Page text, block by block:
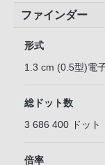
ファインダー
形式
1.3 cm (0.5型)電
総ドット数
3 686 400 ドット
倍率